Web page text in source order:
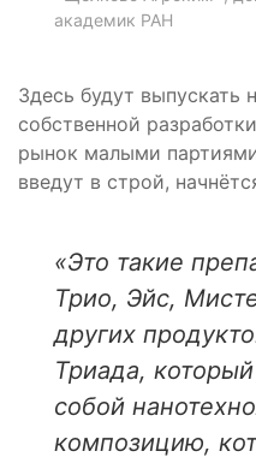
академик РАН
Здесь будут выпускать
собственной
рынок малыми
введут в строй,
«Это такие
Трио, Эйс,
других
Триада,
собой
композицию,